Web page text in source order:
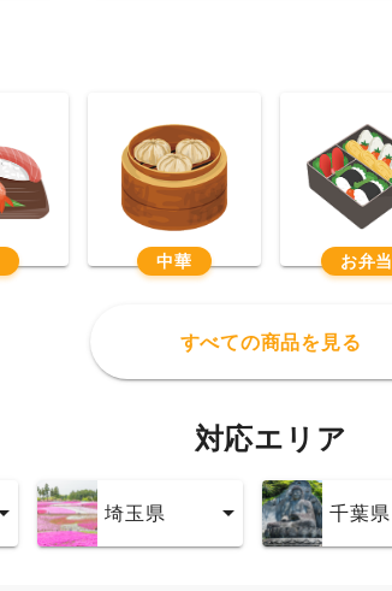
中華 お弁当
すべての商品を見る
対応エリア
埼玉県
千葉県